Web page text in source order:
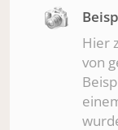
Hier
von